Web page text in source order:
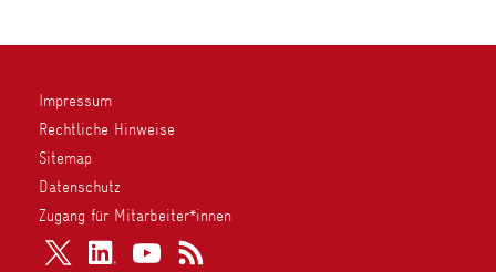
Impressum
Rechtliche Hinweise
Sitemap
Datenschutz
Zugang für Mitarbeiter*innen